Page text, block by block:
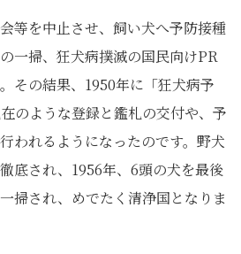
等を中止させ、飼い犬へ予防接種
一掃、狂犬病撲滅の国民向けPR
その結果、1950年に「狂犬病予
のような登録と鑑札の交付や、予
われるようになったのです。野犬
底され、1956年、6頭の犬を最後
掃され、めでたく清浄国となりま